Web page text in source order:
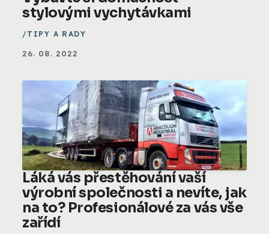
stylovými vychytávkami
TIPY A RADY
26. 08. 2022
Láká vás přestěhování vaší
výrobní společnosti a nevíte, jak
na to? Profesionálové za vás vše
zařídí